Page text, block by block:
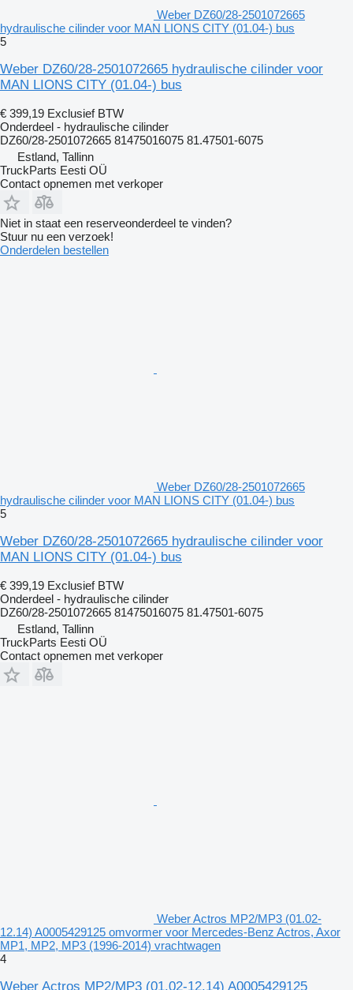
Weber DZ60/28-2501072665
hydraulische cilinder voor MAN LIONS CITY (01.04-) bus
5
Weber DZ60/28-2501072665 hydraulische cilinder voor
MAN LIONS CITY (01.04-) bus
€ 399,19 Exclusief BTW
Onderdeel - hydraulische cilinder
DZ60/28-2501072665 81475016075 81.47501-6075
Estland, Tallinn
TruckParts Eesti OÜ
Contact opnemen met verkoper
Niet in staat een reserveonderdeel te vinden?
Stuur nu een verzoek!
Onderdelen bestellen
Weber DZ60/28-2501072665
hydraulische cilinder voor MAN LIONS CITY (01.04-) bus
5
Weber DZ60/28-2501072665 hydraulische cilinder voor
MAN LIONS CITY (01.04-) bus
€ 399,19 Exclusief BTW
Onderdeel - hydraulische cilinder
DZ60/28-2501072665 81475016075 81.47501-6075
Estland, Tallinn
TruckParts Eesti OÜ
Contact opnemen met verkoper
Weber Actros MP2/MP3 (01.02-
12.14) A0005429125 omvormer voor Mercedes-Benz Actros, Axor
MP1, MP2, MP3 (1996-2014) vrachtwagen
4
Weber Actros MP2/MP3 (01.02-12.14) A0005429125